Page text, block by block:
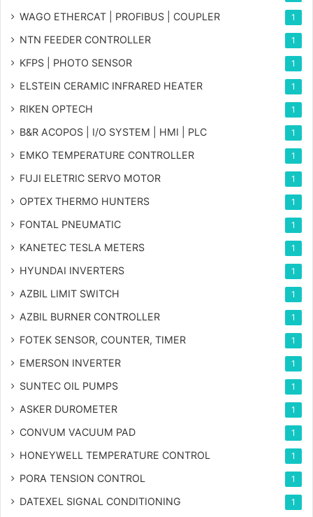
WAGO ETHERCAT | PROFIBUS | COUPLER 1
NTN FEEDER CONTROLLER 1
KFPS | PHOTO SENSOR 1
ELSTEIN CERAMIC INFRARED HEATER 1
RIKEN OPTECH 1
B&R ACOPOS | I/O SYSTEM | HMI | PLC 1
EMKO TEMPERATURE CONTROLLER 1
FUJI ELETRIC SERVO MOTOR 1
OPTEX THERMO HUNTERS 1
FONTAL PNEUMATIC 1
KANETEC TESLA METERS 1
HYUNDAI INVERTERS 1
AZBIL LIMIT SWITCH 1
AZBIL BURNER CONTROLLER 1
FOTEK SENSOR, COUNTER, TIMER 1
EMERSON INVERTER 1
SUNTEC OIL PUMPS 1
ASKER DUROMETER 1
CONVUM VACUUM PAD 1
HONEYWELL TEMPERATURE CONTROL 1
PORA TENSION CONTROL 1
DATEXEL SIGNAL CONDITIONING 1